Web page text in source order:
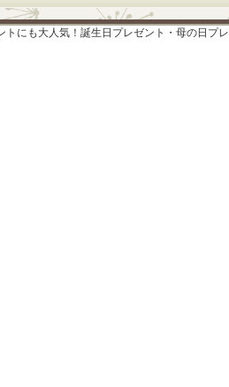
トにも大人気！誕生日プレゼント・母の日プ